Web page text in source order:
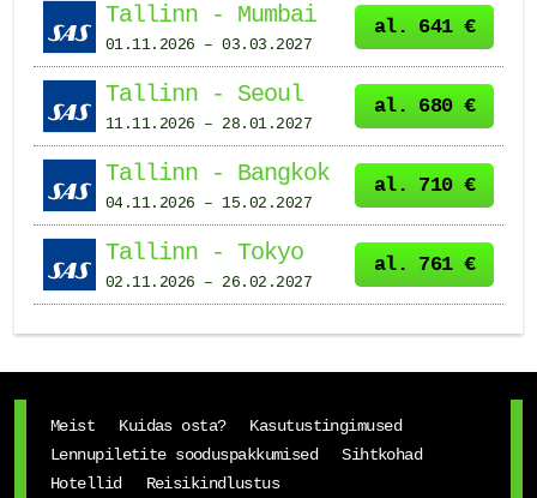
Tallinn - Mumbai
01.11.2026 – 03.03.2027
al. 641 €
Tallinn - Seoul
11.11.2026 – 28.01.2027
al. 680 €
Tallinn - Bangkok
04.11.2026 – 15.02.2027
al. 710 €
Tallinn - Tokyo
02.11.2026 – 26.02.2027
al. 761 €
Meist Kuidas osta?
Kasutustingimused
Lennupiletite sooduspakkumised
Sihtkohad
Hotellid
Reisikindlustus